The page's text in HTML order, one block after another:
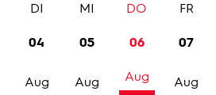
Trailer
04
Aug
DI
05
Aug
MI
06
Aug
DO
07
Aug
FR